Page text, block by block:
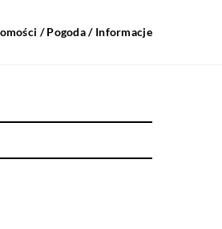
/ Pogoda / Informacje